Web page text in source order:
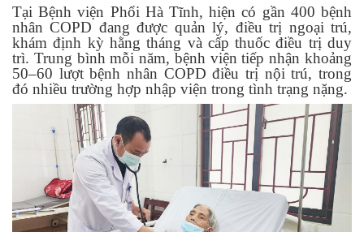
Tại Bệnh viện Phổi Hà Tĩnh, hiện có gần 400 bệnh
nhân COPD đang được quản lý, điều trị ngoại trú,
khám định kỳ hằng tháng và cấp thuốc điều trị duy
trì. Trung bình mỗi năm, bệnh viện tiếp nhận khoảng
50–60 lượt bệnh nhân COPD điều trị nội trú, trong
đó nhiều trường hợp nhập viện trong tình trạng nặng.